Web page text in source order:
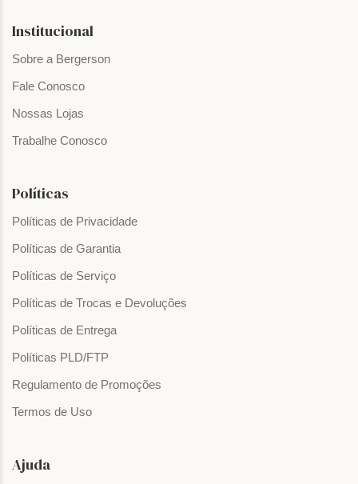
Institucional
Sobre a Bergerson
Fale Conosco
Nossas Lojas
Trabalhe Conosco
Políticas
Políticas de Privacidade
Políticas de Garantia
Políticas de Serviço
Políticas de Trocas e Devoluções
Políticas de Entrega
Políticas PLD/FTP
Regulamento de Promoções
Termos de Uso
Ajuda